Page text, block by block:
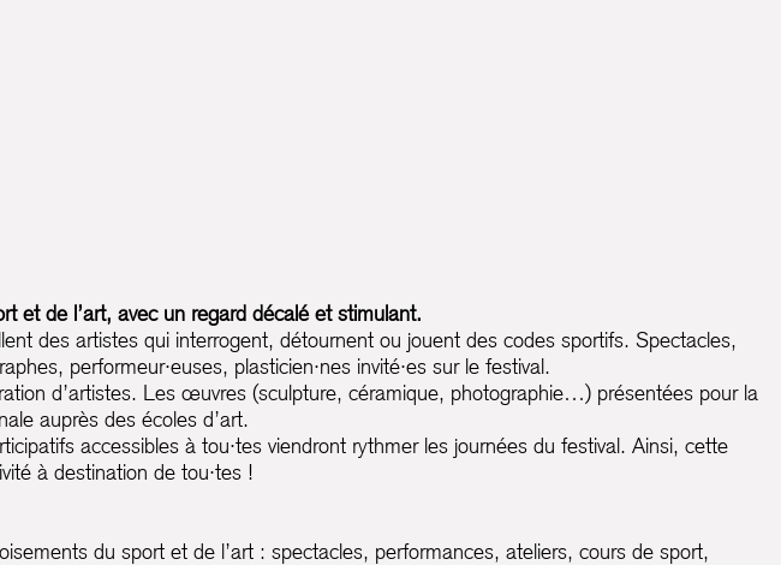
et de l’art, avec un regard décalé et stimulant.
des artistes qui interrogent, détournent ou jouent des codes sportifs. Spectacles,
performeur·euses, plasticien·nes invité·es sur le festival.
d’artistes. Les œuvres (sculpture, céramique, photographie…) présentées pour la
auprès des écoles d’art.
accessibles à tou·tes viendront rythmer les journées du festival. Ainsi, cette
à destination de tou·tes !
du sport et de l’art : spectacles, performances, ateliers, cours de sport,